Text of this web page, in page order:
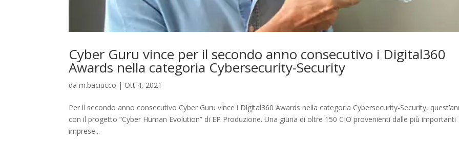
Cyber Guru vince per il secondo anno consecutivo i Digital360
Awards nella categoria Cybersecurity-Security
dam.baciucco | Ott 4, 2021
Per il secondo anno consecutivo Cyber Guru vince i Digital360 Awards nella categoria Cybersecurity-Security,
con il progetto “Cyber Human Evolution” di EP Produzione. Una giuria di oltre 150 CIO provenienti dalle più importanti
imprese...